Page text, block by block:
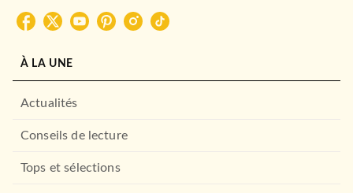
À LA UNE
Actualités
Conseils de lecture
Tops et sélections